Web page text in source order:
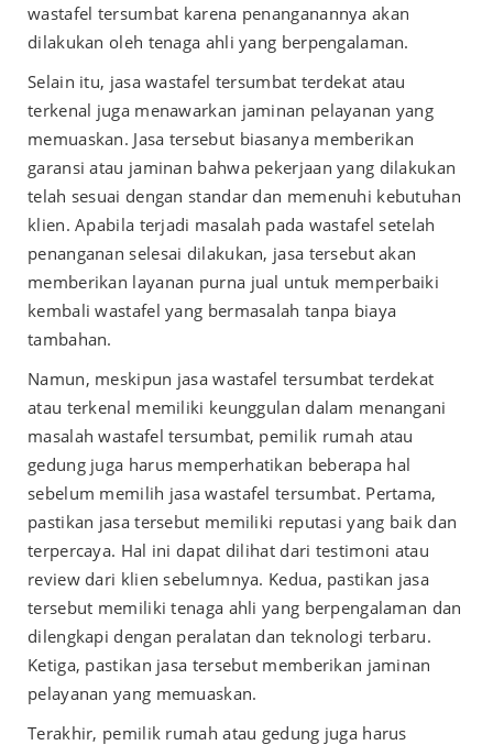
wastafel tersumbat karena penanganannya akan
dilakukan oleh tenaga ahli yang berpengalaman.
Selain itu, jasawastafel tersumbat terdekat atau
terkenal juga menawarkan jaminan pelayanan yang
memuaskan. Jasa tersebut biasanya memberikan
garansi atau jaminan bahwa pekerjaan yang dilakukan
telah sesuai dengan standar dan memenuhi kebutuhan
klien. Apabila terjadi masalah pada wastafel setelah
penanganan selesai dilakukan, jasa tersebut akan
memberikan layanan purna jual untuk memperbaiki
kembali wastafel yang bermasalah tanpa biaya
tambahan.
Namun, meskipun jasa wastafel tersumbat terdekat
atau terkenal memiliki keunggulan dalam menangani
masalah wastafel tersumbat, pemilik rumah atau
gedung juga harus memperhatikan beberapa hal
sebelum memilih jasa wastafel tersumbat. Pertama,
pastikan jasa tersebut memiliki reputasi yang baik dan
terpercaya. Hal ini dapat dilihat dari testimoni atau
review dari klien sebelumnya. Kedua, pastikan jasa
tersebut memiliki tenaga ahli yang berpengalaman dan
dilengkapi dengan peralatan dan teknologi terbaru.
Ketiga, pastikan jasa tersebut memberikan jaminan
pelayanan yang memuaskan.
Terakhir, pemilik rumah atau gedung juga harus